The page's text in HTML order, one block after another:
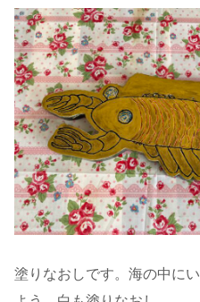
塗りなおしです。海の中に